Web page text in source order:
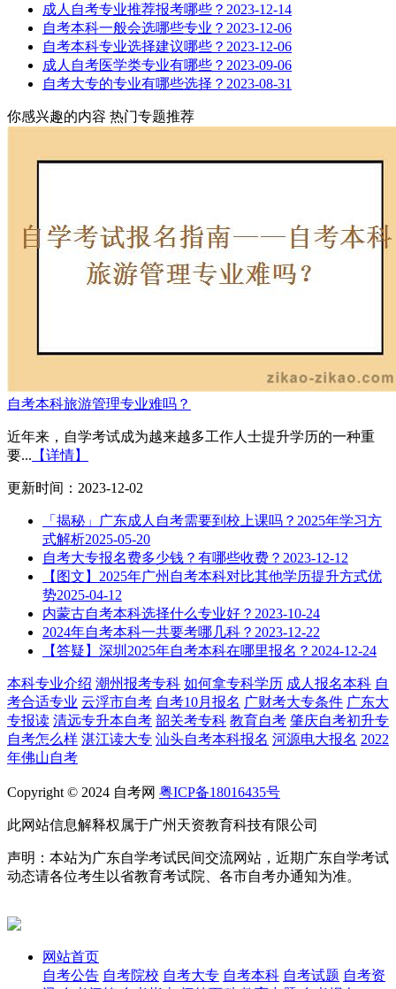
成人自考专业推荐报考哪些？ 2023-12-14
自考本科一般会选哪些专业？ 2023-12-06
自考本科专业选择建议哪些？ 2023-12-06
成人自考医学类专业有哪些？ 2023-09-06
自考大专的专业有哪些选择？ 2023-08-31
你感兴趣的内容 热门专题推荐
自考本科旅游管理专业难吗？
近年来，自学考试成为越来越多工作人士提升学历的一种重
要... 【详情】
更新时间：2023-12-02
「揭秘」广东成人自考需要到校上课吗？2025年学习方
式解析2025-05-20
自考大专报名费多少钱？有哪些收费？ 2023-12-12
【图文】2025年广州自考本科对比其他学历提升方式优
势2025-04-12
内蒙古自考本科选择什么专业好？ 2023-10-24
2024年自考本科一共要考哪几科？ 2023-12-22
【答疑】深圳2025年自考本科在哪里报名？ 2024-12-24
本科专业介绍 潮州报考专科 如何拿专科学历 成人报名本科 自
考合适专业 云浮市自考 自考10月报名 广财考大专条件 广东大
专报读 清远专升本自考 韶关考专科 教育自考 肇庆自考初升专
自考怎么样 湛江读大专 汕头自考本科报名 河源电大报名 2022
年佛山自考
Copyright © 2024 自考网 粤ICP备18016435号
此网站信息解释权属于广州天资教育科技有限公司
声明：本站为广东自学考试民间交流网站，近期广东自学考试
动态请各位考生以省教育考试院、各市自考办通知为准。
网站首页
自考公告 自考院校 自考大专 自考本科 自考试题 自考资